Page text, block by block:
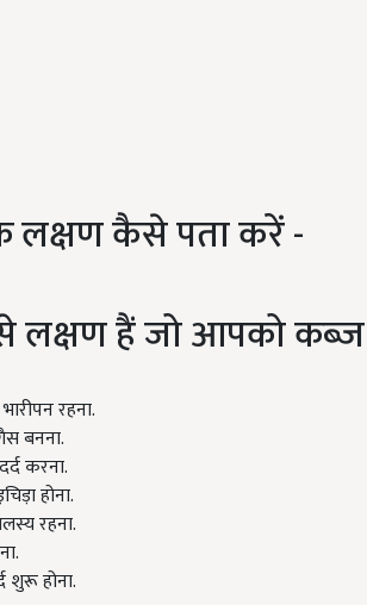
कैसे पता करें -
हैं जो आपको कब्ज
रहना.
बनना.
करना.
होना.
रहना.
शुरू होना.